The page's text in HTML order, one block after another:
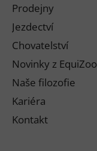
Prodejny
Jezdectví
Chovatelství
Novinky z EquiZoo
Naše filozofie
Kariéra
Kontakt